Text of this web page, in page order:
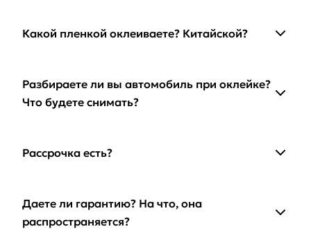
Какой пленкой оклеиваете? Китайской?
Разбираете ли вы автомобиль при оклейке?
Что будете снимать?
Рассрочка есть?
Даете ли гарантию? На что, она
распространяется?